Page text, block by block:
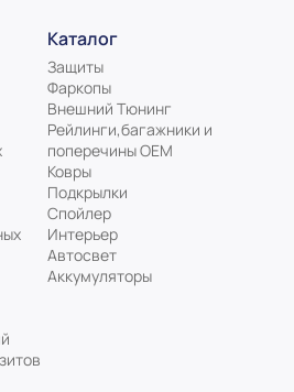
Каталог
Защиты
Фаркопы
Внешний Тюнинг
Рейлинги,багажники и
поперечины ОЕМ
Ковры
Подкрылки
Спойлер
Интерьер
Автосвет
Аккумуляторы